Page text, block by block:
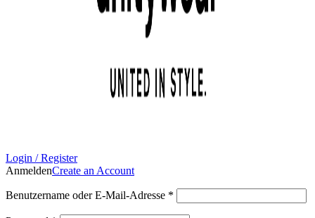
Login / Register
AnmeldenCreate an Account
Benutzername oder E-Mail-Adresse *